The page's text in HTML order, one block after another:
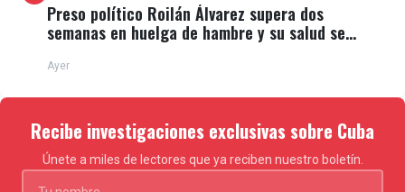
Preso político Roilán Álvarez supera dos
semanas en huelga de hambre y su salud se
Ayer
Recibe investigaciones exclusivas sobre Cuba
Únete a miles de lectores que ya reciben nuestro boletín.